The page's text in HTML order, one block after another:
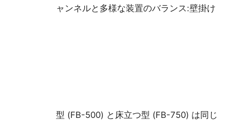
ャンネルと多様な装置のバランス:壁掛け
型 (FB-500) と床立つ型 (FB-750) は同じ